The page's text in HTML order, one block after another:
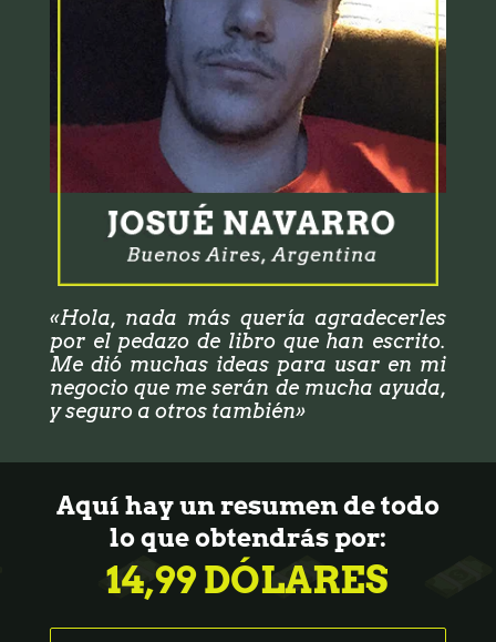
«Hola, nada más quería agradecerles
por el pedazo de libro que han escrito.
Me dió muchas ideas para usar en mi
negocio que me serán de mucha ayuda,
y seguro a otros también»
Aquí hay un resumen de todo
lo que obtendrás por:
14,99 DÓLARES